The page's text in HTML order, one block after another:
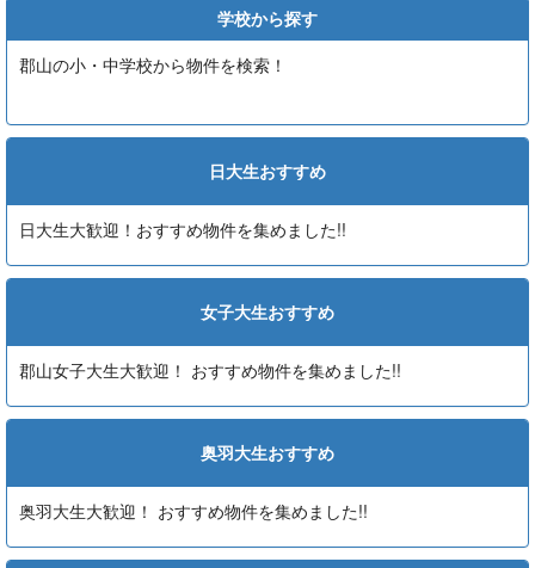
学校から探す
郡山の小・中学校から物件を検索！
日大生おすすめ
日大生大歓迎！おすすめ物件を集めました!!
女子大生おすすめ
郡山女子大生大歓迎！ おすすめ物件を集めました!!
奥羽大生おすすめ
奥羽大生大歓迎！ おすすめ物件を集めました!!